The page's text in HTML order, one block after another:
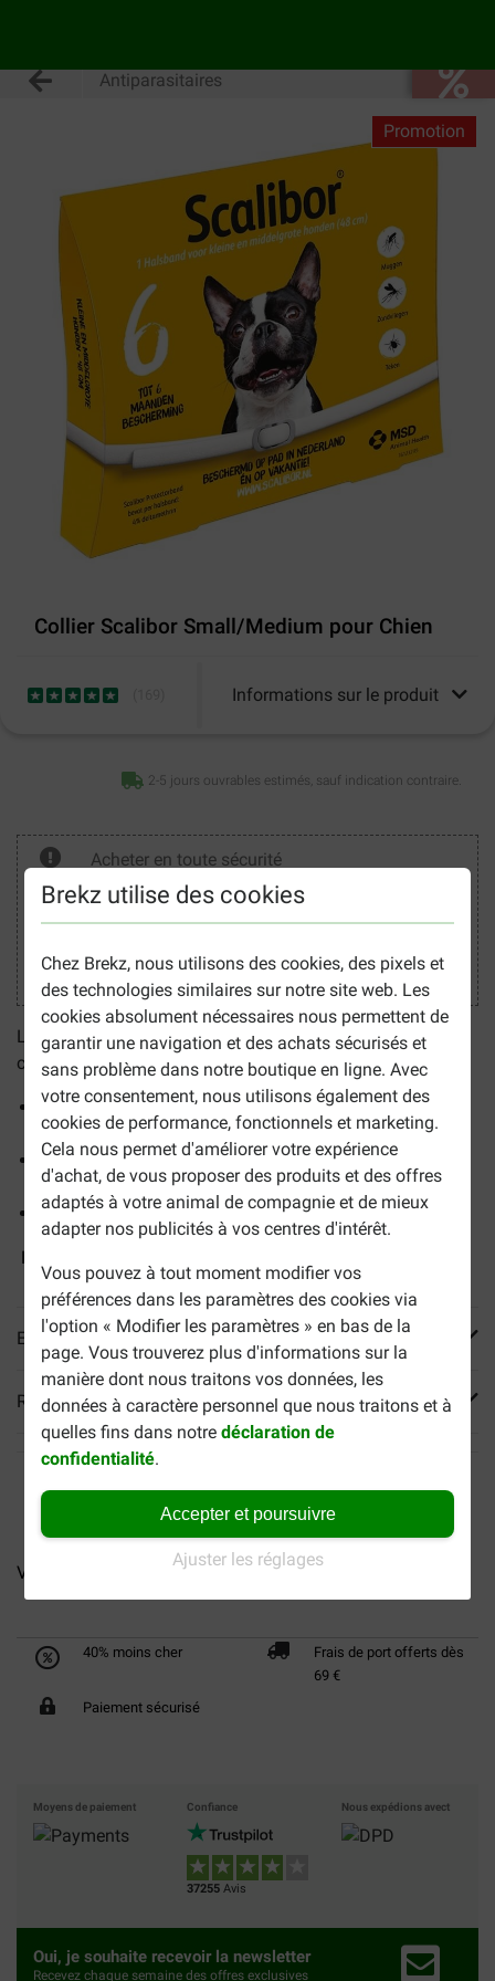
Brekz utilise des cookies
Chez Brekz, nous utilisons des cookies, des pixels et
des technologies similaires sur notre site web. Les
cookies absolument nécessaires nous permettent de
garantir une navigation et des achats sécurisés et
sans problème dans notre boutique en ligne. Avec
votre consentement, nous utilisons également des
cookies de performance, fonctionnels et marketing.
Cela nous permet d'améliorer votre expérience
d'achat, de vous proposer des produits et des offres
adaptés à votre animal de compagnie et de mieux
adapter nos publicités à vos centres d'intérêt.
Vous pouvez à tout moment modifier vos
préférences dans les paramètres des cookies via
l'option « Modifier les paramètres » en bas de la
page. Vous trouverez plus d'informations sur la
manière dont nous traitons vos données, les
données à caractère personnel que nous traitons et à
quelles fins dans notredéclaration de
confidentialité.
Accepter et poursuivre
Ajuster les réglages
Antiparasitaires
Promotion
Collier Scalibor Small/Medium pour Chien
Informations sur le produit
2-5 jours ouvrables estimés, sauf indication contraire.
Acheter en toute sécurité
Le collierScalibor Small/Medium protège votre chien
contre les tiques et les phlébotomes :
il lutte efficacement contre les tiques et les moustiques
tenaces,
il protège votre chien des maladies transmissibles par
les insectes.
la longueur maximale du collier est de 48 cm.
Il est adapté aux petits et moyens chiens.
En savoir plus
Reviews
Vectra 3D XS Spot-on pour... Vectra 3D S Spot-on pour...
40% moins cher
Frais de port offerts dès
69 €
Paiement sécurisé
Moyens de paiement Confiance
37255 Avis
Nous expédions avect
Oui, je souhaite recevoir la newsletter
Recevez chaque semaine des offres exclusives